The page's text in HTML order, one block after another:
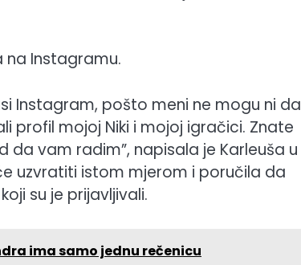
na Instagramu.
Instagram, pošto meni ne mogu ni da
profil mojoj Niki i mojoj igračici. Znate
da vam radim”, napisala je Karleuša u
uzvratiti istom mjerom i poručila da
su je prijavljivali.
ima samo jednu rečenicu